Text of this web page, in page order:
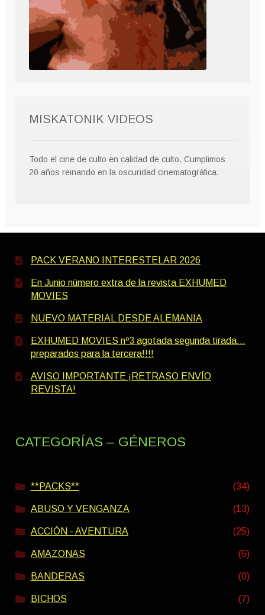
MISKATONIK VIDEOS
Todo el cine de culto en calidad de culto. Cumplimos
20 años reinando en la oscuridad cinematográfica.
PACK VERANO INTERESTELAR 2026
En Junio número extra de la revista EXHUMED
MOVIES
NUEVO MATERIAL DESDE ALEMANIA
EXHUMED MOVIES nº3 agotada segunda tirada…
preparados para la tercera!!!!
AVISO IMPORTANTE ¡RETRASO ENVÍO
REVISTA!
CATEGORÍAS – GÉNEROS
**PACKS** (34)
ABUSO Y VENGANZA (13)
ACCIÓN - AVENTURA (25)
AMAZONAS (5)
BANDERAS (0)
BICHOS (7)